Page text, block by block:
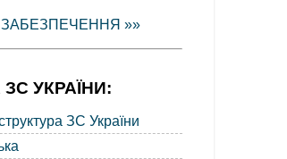
»»
УКРАЇНИ:
ЗС України